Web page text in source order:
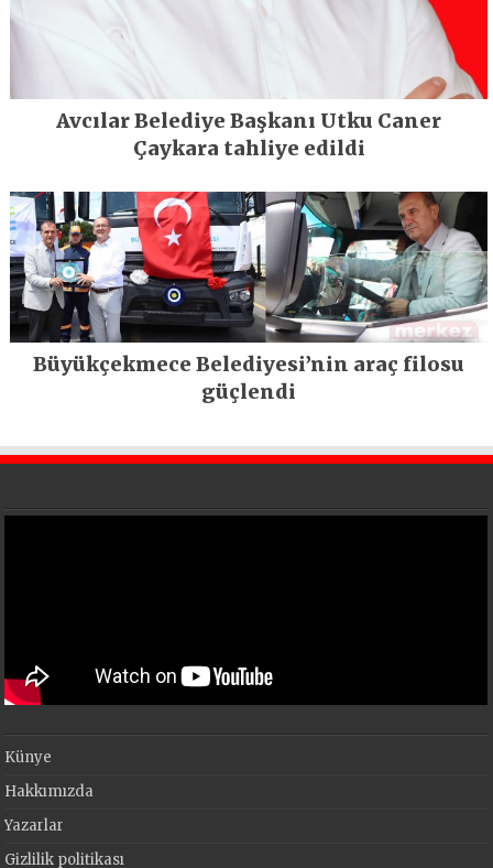
Avcılar Belediye Başkanı Utku Caner
Çaykara tahliye edildi
Büyükçekmece Belediyesi’nin araç filosu
güçlendi
Künye
Hakkımızda
Yazarlar
Gizlilik politikası